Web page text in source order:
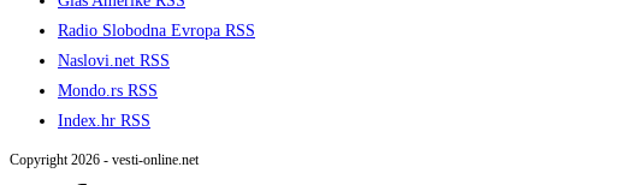
Radio Slobodna Evropa RSS
Naslovi.net RSS
Mondo.rs RSS
Index.hr RSS
Copyright 2026 - vesti-online.net